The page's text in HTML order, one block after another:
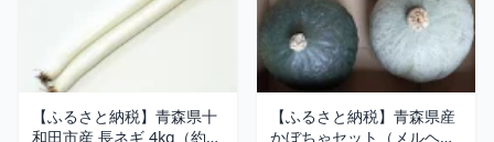
【ふるさと納税】青森県十
和田市産 長ネギ 4kg（約20
【ふるさと納税】青森県産
かぼちゃセット（メルヘ